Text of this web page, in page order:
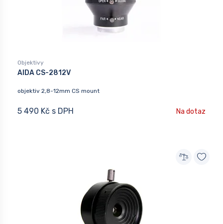
Objektivy
AIDA CS-2812V
objektiv 2,8-12mm CS mount
5 490 Kč s DPH Na dotaz